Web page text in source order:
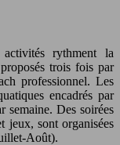
rythment la
trois fois par
professionnel. Les
encadrés par
semaine. Des soirées
jeux, sont organisées
Août).